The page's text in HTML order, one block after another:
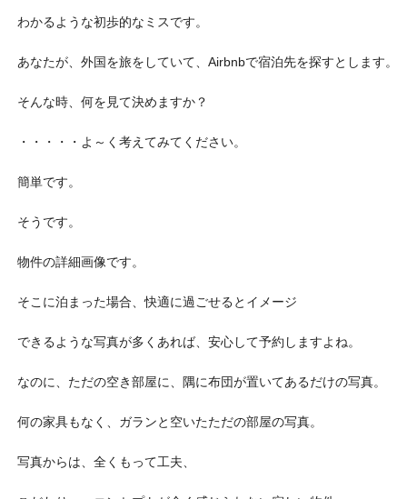
わかるような初歩的なミスです。
あなたが、外国を旅をしていて、Airbnbで宿泊先を探すとします。
そんな時、何を見て決めますか？
・・・・・よ～く考えてみてください。
簡単です。
そうです。
物件の詳細画像です。
そこに泊まった場合、快適に過ごせるとイメージ
できるような写真が多くあれば、安心して予約しますよね。
なのに、ただの空き部屋に、隅に布団が置いてあるだけの写真。
何の家具もなく、ガランと空いたただの部屋の写真。
写真からは、全くもって工夫、